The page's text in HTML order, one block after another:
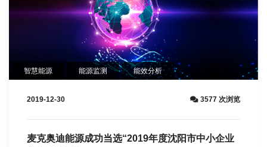
智慧能源 能源监测 能效分析
2019-12-30 3577 次浏览
麦克奥迪能源成功当选“2019年度沈阳市中小企业